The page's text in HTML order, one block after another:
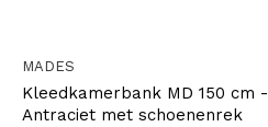
MADES
Kleedkamerbank MD 150 cm -
Antraciet met schoenenrek